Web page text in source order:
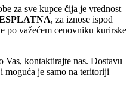
za sve kupce čija je vrednost
, za iznose ispod
po važećem cenovniku kurirske
Vas, kontaktirajte nas. Dostavu
je samo na teritoriji